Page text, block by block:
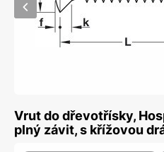
Vrut do dřevotřísky,
plný závit, s křížovou